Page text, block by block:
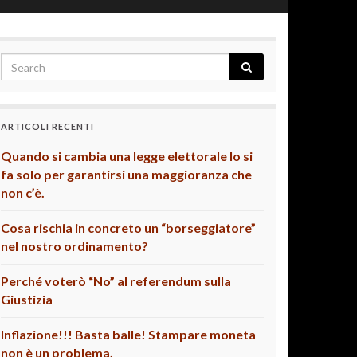
ARTICOLI RECENTI
Quando si cambia una legge elettorale lo si
fa solo per garantirsi una maggioranza che
non c’è.
Cosa rischia in concreto un “borseggiatore”
nel nostro ordinamento?
Perché voterò “No” al referendum sulla
Giustizia
Inflazione!!! Basta balle! Stampare moneta
non è un problema.